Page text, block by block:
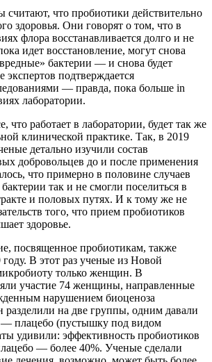
считают, что пробиотики действительно
здоровья. Они говорят о том, что в
флора восстанавливается долго и не
идет восстановление, могут снова
бактерии — и снова будет
подтверждается
— правда, пока больше in
лаборатории.
что работает в лаборатории, будет так же
клинической практике. Так, в 2019
детально изучили состав
добровольцев до и после применения
что примерно в половине случаев
так и не смогли поселиться в
и половых путях. И к тому же не
того, что прием пробиотиков
здоровье.
посвященное пробиотикам, также
В этот раз ученые из Новой
только женщин. В
участие 74 женщины, направленные
нарушением биоценоза
на две группы, одним давали
плацебо (пустышку под видом
удивили: эффективность пробиотиков
— более 40%. Ученые сделали